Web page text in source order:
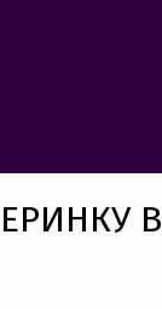
В СТИЛЕ 90-Х
В